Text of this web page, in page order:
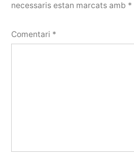
necessaris estan marcats amb *
Comentari *